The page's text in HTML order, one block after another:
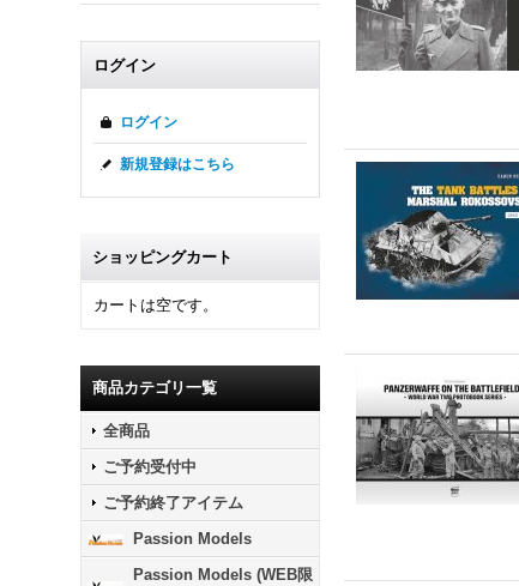
ログイン
ログイン
新規登録はこちら
ショッピングカート
カートは空です。
商品カテゴリ一覧
全商品
ご予約受付中
ご予約終了アイテム
Passion Models
Passion Models (WEB限